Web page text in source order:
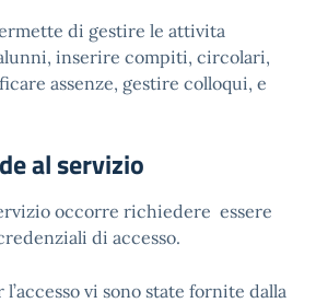
di gestire le attivita
inserire compiti, circolari,
assenze, gestire colloqui, e
al servizio
occorre richiedere essere
di accesso.
vi sono state fornite dalla